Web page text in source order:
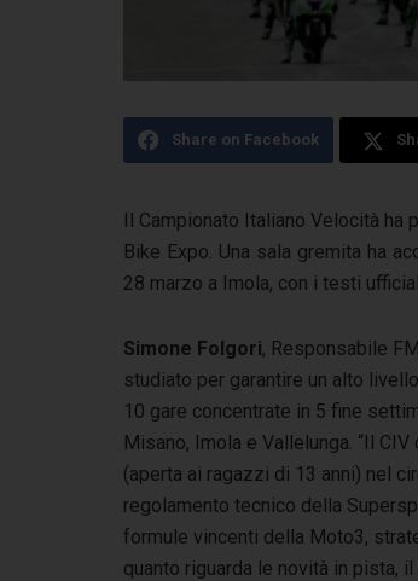
Share on Facebook
Il Campionato Italiano Velocità ha
Bike Expo. Una sala gremita ha
28 marzo a Imola, con i testi
Simone Folgori, Responsabile
studiato per garantire un alto
10 gare concentrate in 5 fine
Misano, Imola e Vallelunga. “Il
(aperta ai ragazzi di 13 anni) nel
regolamento tecnico della
formule vincenti della Moto3,
quanto riguarda le novità in pista,